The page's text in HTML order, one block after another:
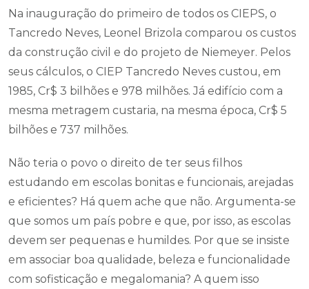
Na inauguração do primeiro de todos os CIEPS, o
Tancredo Neves, Leonel Brizola comparou os custos
da construção civil e do projeto de Niemeyer. Pelos
seus cálculos, o CIEP Tancredo Neves custou, em
1985, Cr$ 3 bilhões e 978 milhões. Já edifício com a
mesma metragem custaria, na mesma época, Cr$ 5
bilhões e 737 milhões.
Não teria o povo o direito de ter seus filhos
estudando em escolas bonitas e funcionais, arejadas
e eficientes? Há quem ache que não. Argumenta-se
que somos um país pobre e que, por isso, as escolas
devem ser pequenas e humildes. Por que se insiste
em associar boa qualidade, beleza e funcionalidade
com sofisticação e megalomania? A quem isso